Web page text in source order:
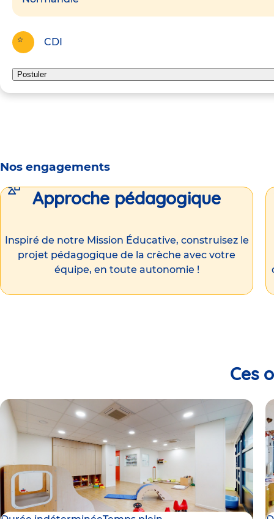
CDI
Postuler
Nos engagements
Approche pédagogique
Inspiré de notre Mission Éducative, construisez le
projet pédagogique de la crèche avec votre
équipe, en toute autonomie !
Ces